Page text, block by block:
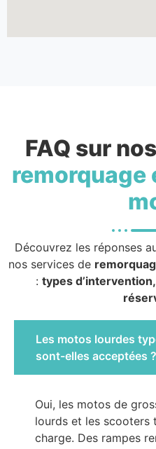
FAQ sur
remorquage
Découvrez les réponses
nos services de
: types
Les motos lourdes
sont-elles acceptées ?
Oui, les motos de
lourds et les scooters
charge. Des rampes